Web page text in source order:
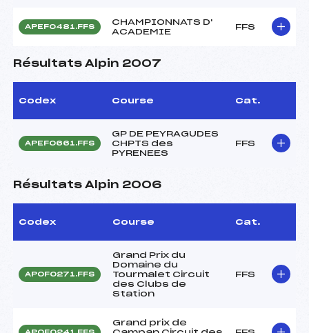
APEF0481.FFS
CHAMPIONNATS D'
ACADEMIE
FFS
Résultats Alpin 2007
Codex Course Cat.
APEF0661.FFS
GP DE PEYRAGUDES
CHPTS des
PYRENEES
FFS
Résultats Alpin 2006
Codex Course Cat.
APOF0271.FFS
Grand Prix du
Domaine du
Tourmalet Circuit
des Clubs de
Station
FFS
Grand prix de